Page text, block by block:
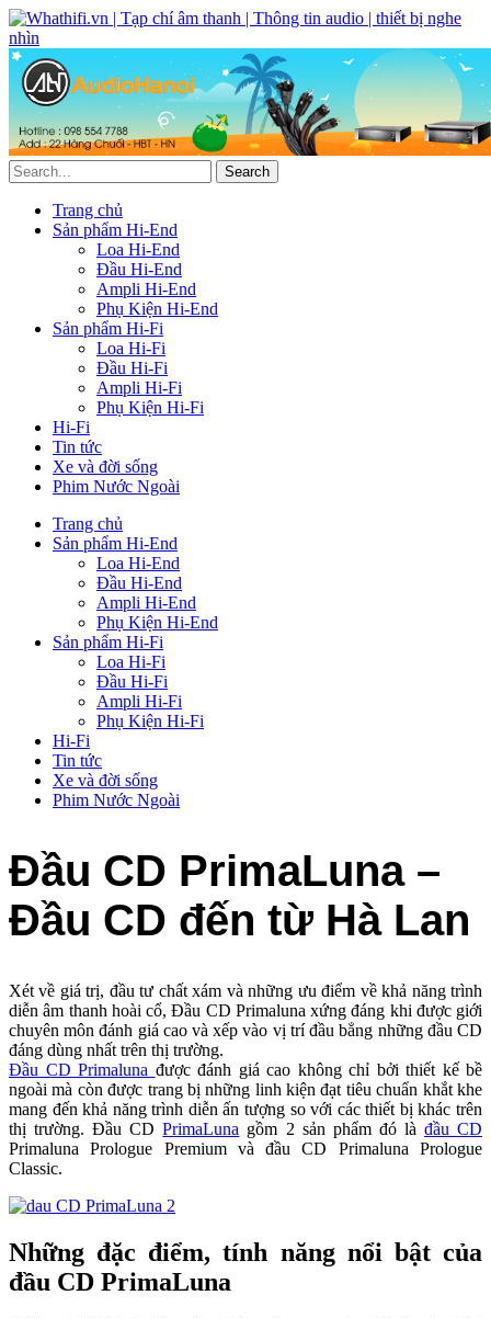
Trang chủ
Sản phẩm Hi-End
Loa Hi-End
Đầu Hi-End
Ampli Hi-End
Phụ Kiện Hi-End
Sản phẩm Hi-Fi
Loa Hi-Fi
Đầu Hi-Fi
Ampli Hi-Fi
Phụ Kiện Hi-Fi
Hi-Fi
Tin tức
Xe và đời sống
Phim Nước Ngoài
Trang chủ
Sản phẩm Hi-End
Loa Hi-End
Đầu Hi-End
Ampli Hi-End
Phụ Kiện Hi-End
Sản phẩm Hi-Fi
Loa Hi-Fi
Đầu Hi-Fi
Ampli Hi-Fi
Phụ Kiện Hi-Fi
Hi-Fi
Tin tức
Xe và đời sống
Phim Nước Ngoài
Đầu CD PrimaLuna –
Đầu CD đến từ Hà Lan
Xét về giá trị, đầu tư chất xám và những ưu điểm về khả năng trình
diễn âm thanh hoài cổ, Đầu CD Primaluna xứng đáng khi được giới
chuyên môn đánh giá cao và xếp vào vị trí đầu bẳng những đầu CD
đáng dùng nhất trên thị trường.
Đầu CD Primaluna được đánh giá cao không chỉ bởi thiết kế bề
ngoài mà còn được trang bị những linh kiện đạt tiêu chuẩn khắt khe
mang đến khả năng trình diễn ấn tượng so với các thiết bị khác trên
thị trường. Đầu CDPrimaLuna gồm 2 sản phẩm đó là đầu CD
Primaluna Prologue Premium và đầu CD Primaluna Prologue
Classic.
Những đặc điểm, tính năng nổi bật của
đầu CD PrimaLuna